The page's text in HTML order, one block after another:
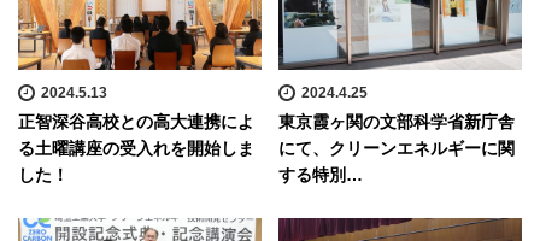
2024.5.13
正智深谷高校との高大連携によ
る土曜講座の受入れを開始しま
した！
2024.4.25
東京霞ヶ関の文部科学省新庁舎
にて、クリーンエネルギーに関
する特別…